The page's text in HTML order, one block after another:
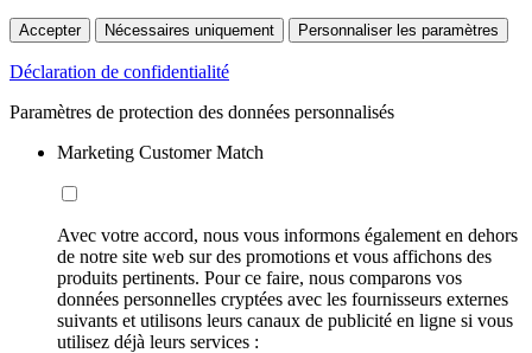
Accepter Nécessaires uniquement Personnaliser les paramètres
Déclaration de confidentialité
Paramètres de protection des données personnalisés
Marketing Customer Match
Avec votre accord, nous vous informons également en dehors
de notre site web sur des promotions et vous affichons des
produits pertinents. Pour ce faire, nous comparons vos
données personnelles cryptées avec les fournisseurs externes
suivants et utilisons leurs canaux de publicité en ligne si vous
utilisez déjà leurs services :